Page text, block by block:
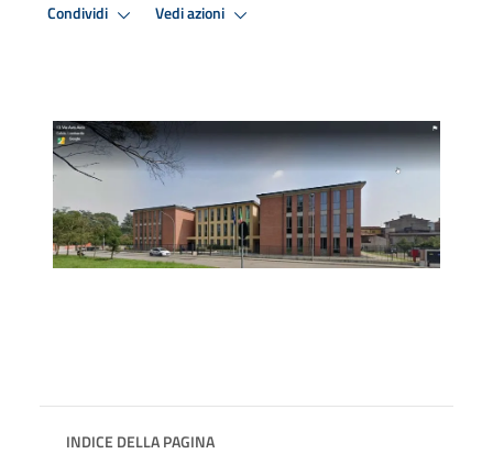
Condividi Vedi azioni
INDICE DELLA PAGINA